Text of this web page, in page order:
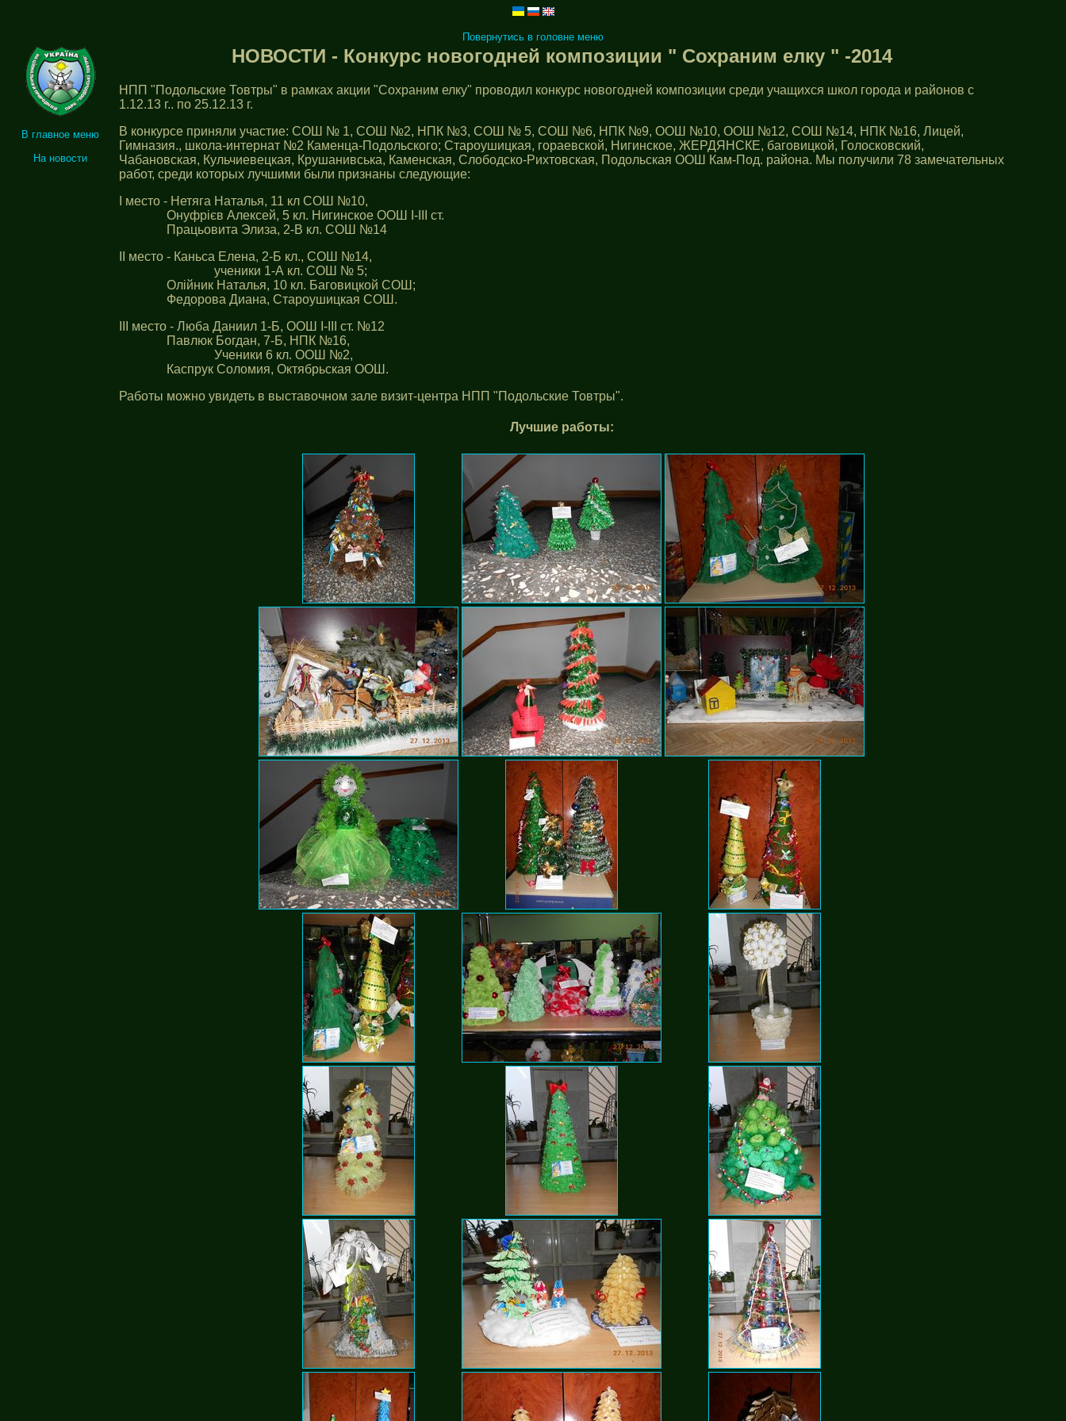
Повернутись в головне меню
В главное меню
На новости
НОВОСТИ - Конкурс новогодней композиции " Сохраним елку " -2014
НПП "Подольские Товтры" в рамках акции "Сохраним елку" проводил конкурс новогодней композиции среди учащихся школ города и районов с
1.12.13 г.. по 25.12.13 г.
В конкурсе приняли участие: СОШ № 1, СОШ №2, НПК №3, СОШ № 5, СОШ №6, НПК №9, ООШ №10, ООШ №12, СОШ №14, НПК №16, Лицей,
Гимназия., школа-интернат №2 Каменца-Подольского; Староушицкая, гораевской, Нигинское, ЖЕРДЯНСКЕ, баговицкой, Голосковский,
Чабановская, Кульчиевецкая, Крушанивська, Каменская, Слободско-Рихтовская, Подольская ООШ Кам-Под. района. Мы получили 78 замечательных
работ, среди которых лучшими были признаны следующие:
I место - Нетяга Наталья, 11 кл СОШ №10,
Онуфрієв Алексей, 5 кл. Нигинское ООШ I-III ст.
Працьовита Элиза, 2-В кл. СОШ №14
II место - Каньса Елена, 2-Б кл., СОШ №14,
ученики 1-А кл. СОШ № 5;
Олійник Наталья, 10 кл. Баговицкой СОШ;
Федорова Диана, Староушицкая СОШ.
III место - Люба Даниил 1-Б, ООШ I-III ст. №12
Павлюк Богдан, 7-Б, НПК №16,
Ученики 6 кл. ООШ №2,
Каспрук Соломия, Октябрьская ООШ.
Работы можно увидеть в выставочном зале визит-центра НПП "Подольские Товтры".
Лучшие работы: